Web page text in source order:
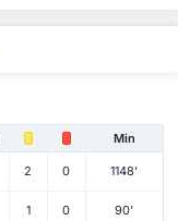
Min
2 0 1148'
1 0 90'